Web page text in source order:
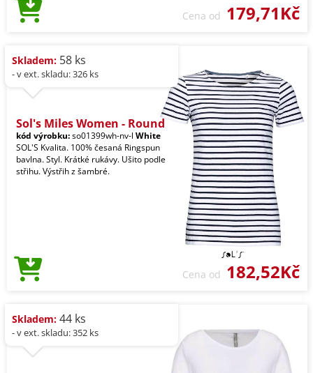
Cena od 179,71Kč
Skladem: 58 ks
- v ext. skladu: 326 ks
Sol's Miles Women - Round
kód výrobku:so01399wh-nv-l White
SOL'S Kvalita. 100% česaná Ringspun
bavlna. Styl. Krátké rukávy. Ušito podle
střihu. Výstřih z šambré.
Cena od 182,52Kč
Skladem: 44 ks
- v ext. skladu: 352 ks